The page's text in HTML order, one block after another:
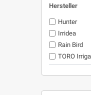
Hersteller
Hunter
Irridea
Rain Bird
TORO